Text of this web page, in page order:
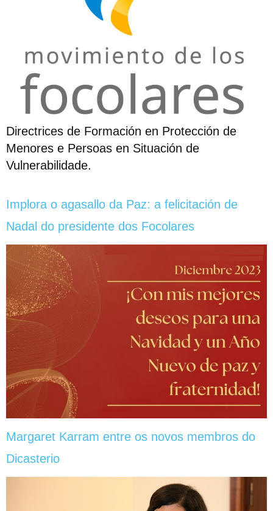
Directrices de Formación en Protección de
Menores e Persoas en Situación de
Vulnerabilidade.
Implora o agasallo da Paz: a felicitación de
Nadal do presidente dos Focolares
Margaret Karram entre os novos membros do
Dicasterio